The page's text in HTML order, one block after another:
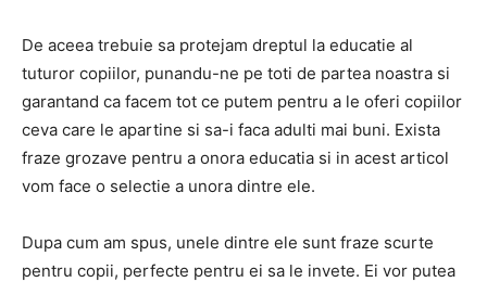
De aceea trebuie sa protejam dreptul la educatie al
tuturor copiilor, punandu-ne pe toti de partea noastra si
garantand ca facem tot ce putem pentru a le oferi copiilor
ceva care le apartine si sa-i faca adulti mai buni. Exista
fraze grozave pentru a onora educatia si in acest articol
vom face o selectie a unora dintre ele.
Dupa cum am spus, unele dintre ele sunt fraze scurte
pentru copii, perfecte pentru ei sa le invete. Ei vor putea